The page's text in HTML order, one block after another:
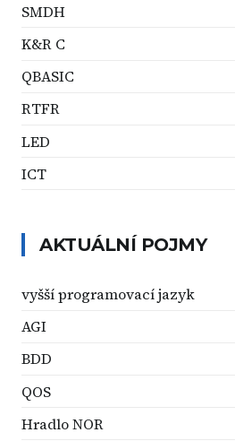
SMDH
K&R C
QBASIC
RTFR
LED
ICT
AKTUÁLNÍ POJMY
vyšší programovací jazyk
AGI
BDD
QOS
Hradlo NOR